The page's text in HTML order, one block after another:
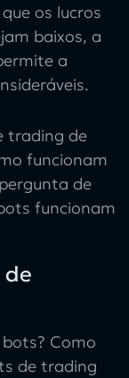
os lucros
baixos, a
a
trading de
funcionam
de
funcionam
? Como
de trading